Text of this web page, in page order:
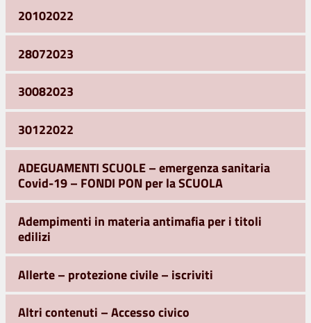
20102022
28072023
30082023
30122022
ADEGUAMENTI SCUOLE – emergenza sanitaria
Covid-19 – FONDI PON per la SCUOLA
Adempimenti in materia antimafia per i titoli
edilizi
Allerte – protezione civile – iscriviti
Altri contenuti – Accesso civico